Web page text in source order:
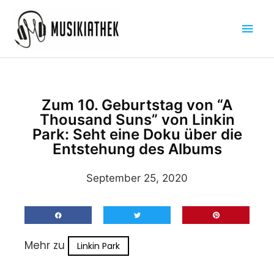
Inhalt
springen
Zum 10. Geburtstag von “A
Thousand Suns” von Linkin
Park: Seht eine Doku über die
Entstehung des Albums
September 25, 2020
Mehr zu Linkin Park